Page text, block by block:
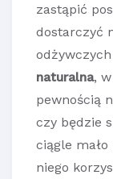
zastąpić
dostarczyć
naturalna,
pewnością
czy będzie
ciągle
niego